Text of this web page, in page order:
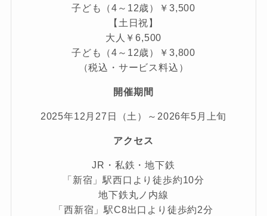
子ども（4～12歳）￥3,500
【土日祝】
大人￥6,500
子ども（4～12歳）￥3,800
（税込・サービス料込）
開催期間
2025年12月27日（土）～2026年5月上旬
アクセス
JR・私鉄・地下鉄
「新宿」駅西口より徒歩約10分
地下鉄丸ノ内線
「西新宿」駅C8出口より徒歩約2分